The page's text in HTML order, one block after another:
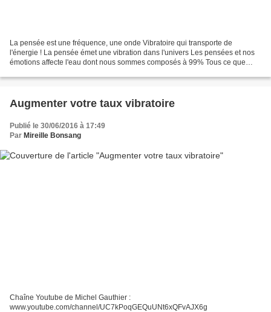
La pensée est une fréquence, une onde Vibratoire qui transporte de
l'énergie ! La pensée émet une vibration dans l'univers Les pensées et nos
émotions affecte l'eau dont nous sommes composés à 99% Tous ce que
Augmenter votre taux vibratoire
Publié le 30/06/2016 à 17:49
Par Mireille Bonsang
Chaîne Youtube de Michel Gauthier :
www.youtube.com/channel/UC7kPoqGEQuUNt6xQFvAJX6g